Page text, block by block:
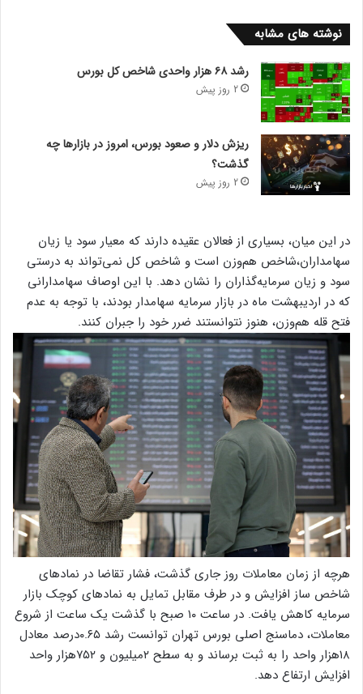
نوشته های مشابه
رشد ۶۸ هزار واحدی شاخص کل بورس
2 روز پیش
ریزش دلار و صعود بورس، امروز در بازارها چه
گذشت؟
2 روز پیش
در این میان، بسیاری از فعالان عقیده دارند که معیار سود یا زیان
سهامداران،شاخص هم‌وزن است و شاخص کل نمی‌تواند به درستی
سود و زیان سرمایه‌گذاران را نشان دهد. با این اوصاف سهامدارانی
که در اردیبهشت ماه در بازار سرمایه سهامدار بودند، با توجه به عدم
فتح قله هم‌وزن، هنوز نتوانستند ضرر خود را جبران کنند.
هرچه از زمان معاملات روز جاری گذشت، فشار تقاضا در نمادهای
شاخص ساز افزایش و در طرف مقابل تمایل به نمادهای کوچک بازار
سرمایه کاهش یافت. در ساعت ۱۰ صبح با گذشت یک ساعت از شروع
معاملات، دماسنج اصلی بورس تهران توانست رشد ۰.۶۵درصد معادل
۱۸هزار واحد را به ثبت برساند و به سطح ۲میلیون و ۷۵۲هزار واحد
افزایش ارتفاع دهد.